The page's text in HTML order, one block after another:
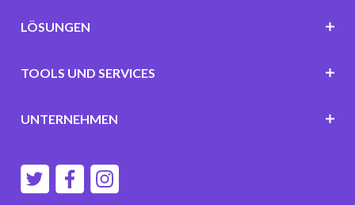
LÖSUNGEN
TOOLS UND SERVICES
UNTERNEHMEN